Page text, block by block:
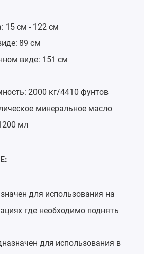
15 см - 122 см
89 см
виде: 151 см
2000 кг/4410 фунтов
минеральное масло
мл
для использования на
где необходимо поднять
для использования в